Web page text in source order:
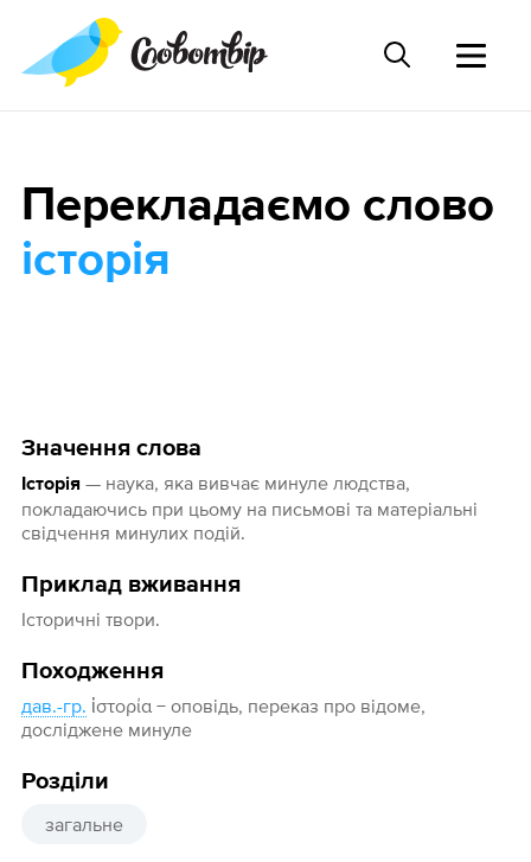
Значення слова
Історія— наука, яка вивчає минуле людства,
покладаючись при цьому на письмові та матеріальні
свідчення минулих подій.
Приклад вживання
Історичні твори.
Походження
дав.-гр. ἱστορία − оповідь, переказ про відоме,
досліджене минуле
Розділи
загальне
Перекладаємо слово
історія